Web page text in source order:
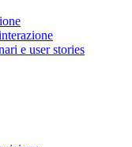
e user stories